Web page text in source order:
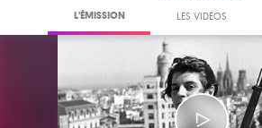
L'ÉMISSION LES VIDÉOS